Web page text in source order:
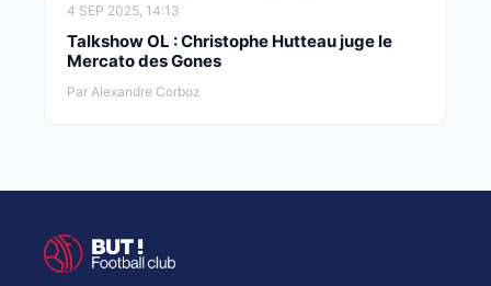
4 SEP 2025, 14:13
Talkshow OL : Christophe Hutteau juge le
Mercato des Gones
Par Alexandre Corboz